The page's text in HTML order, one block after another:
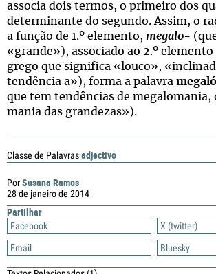
PorSusana Ramos
28 de janeiro de 2014
Partilhar
Facebook
X (twitter)
Email
Bluesky
associa dois termos, o primeiro dos
determinante do segundo. Assim, o
a função de 1.º elemento, megalo-
«grande»), associado ao 2.º elemento
grego que significa «louco»,
tendência a»), forma a palavra
que tem tendências de megalomania,
mania das grandezas»).
Classe de Palavrasadjectivo